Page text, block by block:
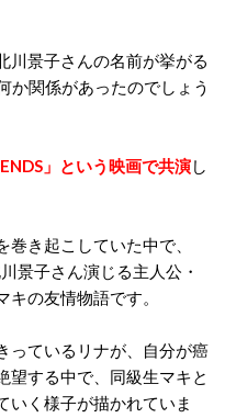
川景子さんの名前が挙がる
か関係があったのでしょう
」という映画で共演し
き起こしていた中で、
景子さん演じる主人公・
の友情物語です。
っているリナが、自分が癌
する中で、 同級生マキと
いく様子が描かれていま